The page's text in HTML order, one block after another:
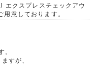
エクスプレスチェックアウ
用意しております。
。
すが、